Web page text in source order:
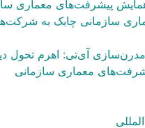
پیشرفت‌های معماری
سازمانی چابک به
آی‌تی: اهرم تحول
معماری سازمانی